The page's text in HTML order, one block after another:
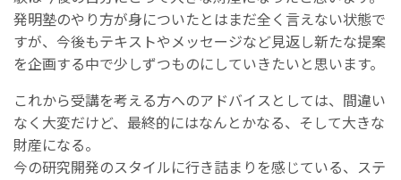
発明塾のやり方が身についたとはまだ全く言えない状態で
すが、今後もテキストやメッセージなど見返し新たな提案
を企画する中で少しずつものにしていきたいと思います。
これから受講を考える方へのアドバイスとしては、間違い
なく大変だけど、最終的にはなんとかなる、そして大きな
財産になる。
今の研究開発のスタイルに行き詰まりを感じている、ステ